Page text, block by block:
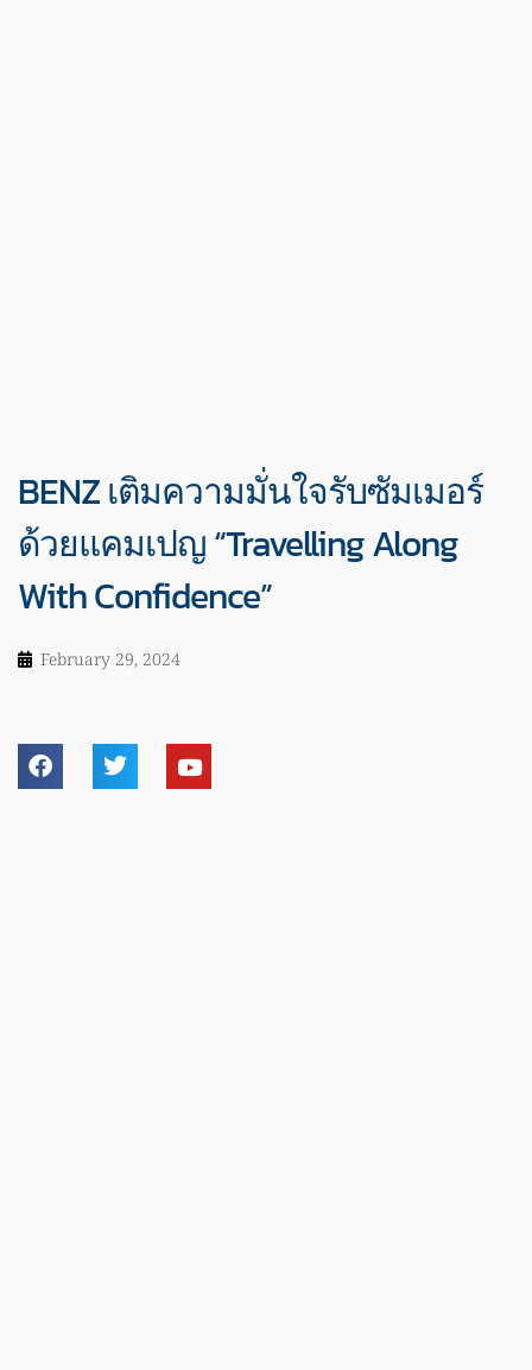
BENZ เติมความมั่นใจรับซัมเมอร์
ด้วยแคมเปญ “Travelling Along
With Confidence”
February 29, 2024